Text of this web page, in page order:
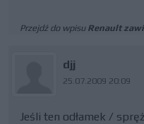
Przejdź do wpisu Renault
djj
25.07.2009 20:09
Jeśli ten odłamek /